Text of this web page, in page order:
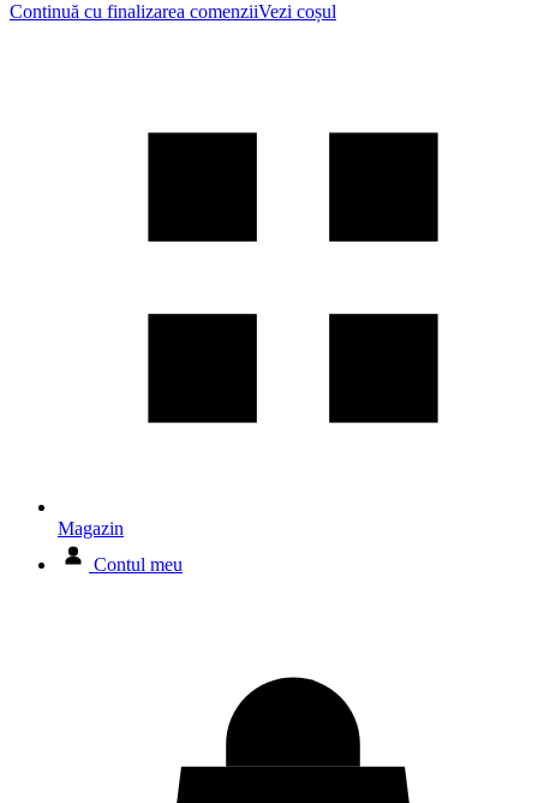
Continuă cu finalizarea comenziiVezi coșul
Magazin
Contul meu